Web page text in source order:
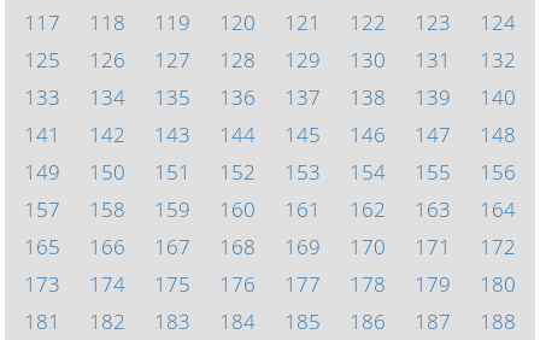
117
118 119 120 121 122 123
124
125
126 127 128 129 130 131
132
133
134 135 136 137 138 139
140
141
142 143 144 145 146 147
148
149
150 151 152 153 154 155
156
157
158 159 160 161 162 163
164
165
166 167 168 169 170 171
172
173
174 175 176 177 178 179
180
181
182 183 184 185 186 187
188